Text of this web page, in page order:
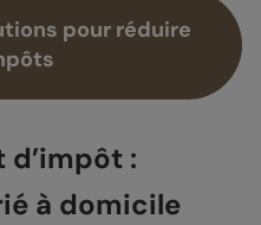
pour réduire
:
à domicile